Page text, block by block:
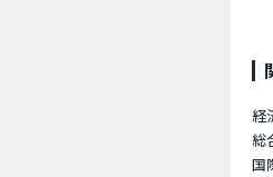
経
総
国